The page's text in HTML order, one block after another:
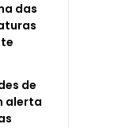
das
de
alerta